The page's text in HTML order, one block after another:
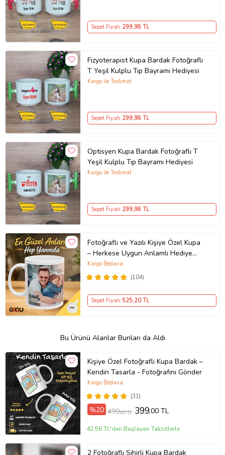
Sepet Fiyatı 299,98 TL
Fizyoterapist Kupa Bardak Fotoğraflı
T Yeşil Kulplu Tıp Bayramı Hediyesi
Kargo ile Teslimat
Sepet Fiyatı 299,98 TL
Optisyen Kupa Bardak Fotoğraflı T
Yeşil Kulplu Tıp Bayramı Hediyesi
Kargo ile Teslimat
Sepet Fiyatı 299,98 TL
Fotoğraflı ve Yazılı Kişiye Özel Kupa
– Herkese Uygun Anlamlı Hediye
Porselen Baskılı Kupa (Beyaz)
(104)
Kargo Bedava
Sepet Fiyatı 525,20 TL
Bu Ürünü Alanlar Bunları da Aldı
Kişiye Özel Fotoğraflı Kupa Bardak –
Kendin Tasarla - Fotoğrafını Gönder
(31)
Kargo Bedava
%20 499,00 TL 399,00 TL
42,56 TL'den Başlayan Taksitlerle
2 Fotoğraflı Sihirli Kupa Bardak